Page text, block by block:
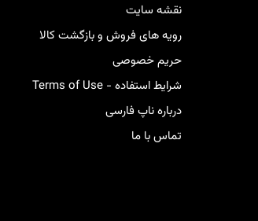
نقشه سایت
رویه های فروش و بازگشت کالا
حریم خصوصی
شرایط استفاده - Terms of Use
درباره ناپ فارسی
تماس با ما